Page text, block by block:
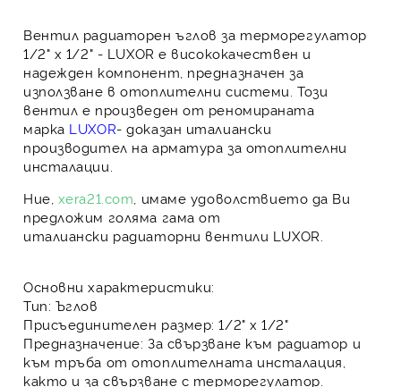
Вентил радиаторен ъглов за терморегулатор
1/2" x 1/2" - LUXOR е висококачествен и
надежден компонент, предназначен за
използване вотоплителни системи . Този
вентил е произведен от реномираната
марка LUXOR- доказан италиански
производител на арматура за отоплителни
инсталации
Ние, xera21.com , имаме удоволствието да Ви
предложим голяма гама от
италиански радиаторни вентили LUXOR.
Основни характеристики:
Тип: Ъглов
Присъединителен размер: 1/2" x 1/2"
Предназначение: За свързване към радиатор и
към тръба ототоплителната инсталация
както и за свързване с терморегулатор